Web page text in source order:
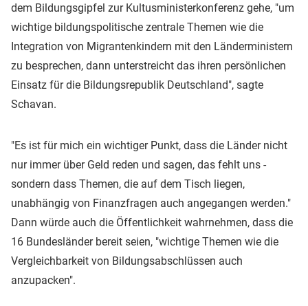
dem Bildungsgipfel zur Kultusministerkonferenz gehe, "um
wichtige bildungspolitische zentrale Themen wie die
Integration von Migrantenkindern mit den Länderministern
zu besprechen, dann unterstreicht das ihren persönlichen
Einsatz für die Bildungsrepublik Deutschland", sagte
Schavan.
"Es ist für mich ein wichtiger Punkt, dass die Länder nicht
nur immer über Geld reden und sagen, das fehlt uns -
sondern dass Themen, die auf dem Tisch liegen,
unabhängig von Finanzfragen auch angegangen werden."
Dann würde auch die Öffentlichkeit wahrnehmen, dass die
16 Bundesländer bereit seien, "wichtige Themen wie die
Vergleichbarkeit von Bildungsabschlüssen auch
anzupacken".